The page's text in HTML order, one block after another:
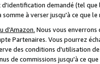
demandé (tel que
à verser jusqu'à ce que
d’Amazon. Nous vous
Partenaires. Vous pourrez
des conditions d'utilisation
de commissions jusqu'à ce